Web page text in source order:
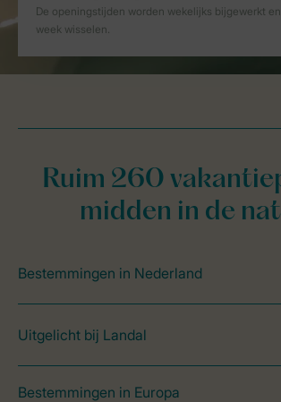
Ruim 260
midden in de
Bestemmingen in Nederland
Uitgelicht bij Landal
Bestemmingen in Europa